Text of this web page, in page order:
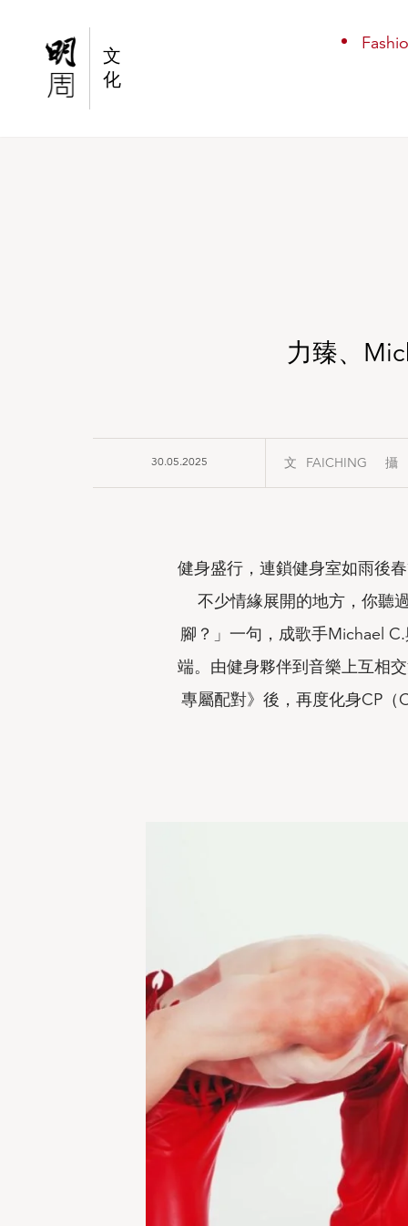
文
化
力臻、
30.05.2025 FAICHING
健身盛行，連鎖健身室如雨後
不少情緣展開的地方，你聽
腳？」一句，成歌手Michael C.
端。由健身夥伴到音樂上互相
專屬配對》後，再度化身CP （